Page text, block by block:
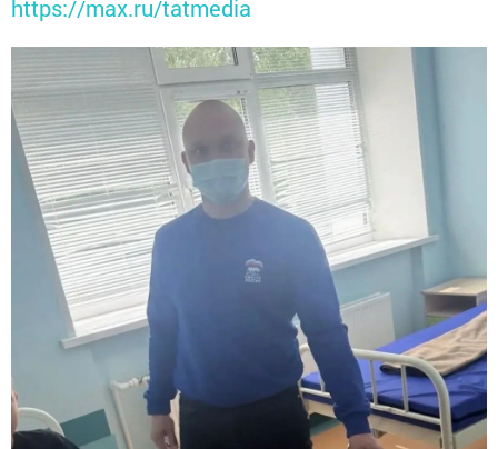
https://max.ru/tatmedia